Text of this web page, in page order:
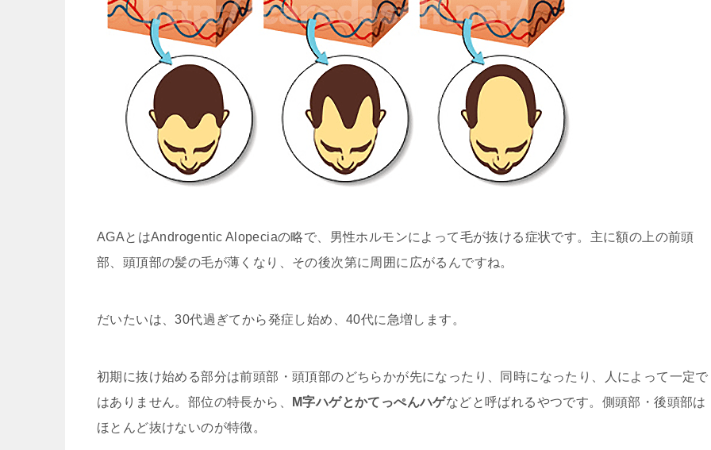
AGAとはAndrogentic Alopeciaの略で、男性ホルモンによって毛が抜ける症状です。主に額の上の前頭
部、頭頂部の髪の毛が薄くなり、その後次第に周囲に広がるんですね。
だいたいは、30代過ぎてから発症し始め、40代に急増します。
初期に抜け始める部分は前頭部・頭頂部のどちらかが先になったり、同時になったり、人によって一定で
はありません。部位の特長から、
M字ハゲとかてっぺんハゲなどと呼ばれるやつです。側頭部・後頭部は
ほとんど抜けないのが特徴。